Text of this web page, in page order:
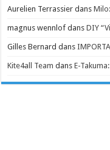
Aurelien Terrassier dans
magnus wennlof dansDIY
Gilles Bernard dans
Kite4all Team dansE-